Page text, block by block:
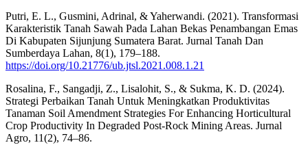
Putri, E. L., Gusmini, Adrinal, & Yaherwandi. (2021). Transformasi
Karakteristik Tanah Sawah Pada Lahan Bekas Penambangan Emas
Di Kabupaten Sijunjung Sumatera Barat. Jurnal Tanah Dan
Sumberdaya Lahan, 8(1), 179–188.
https://doi.org/10.21776/ub.jtsl.2021.008.1.21
Rosalina, F., Sangadji, Z., Lisalohit, S., & Sukma, K. D. (2024).
Strategi Perbaikan Tanah Untuk Meningkatkan Produktivitas
Tanaman Soil Amendment Strategies For Enhancing Horticultural
Crop Productivity In Degraded Post-Rock Mining Areas. Jurnal
Agro, 11(2), 74–86.